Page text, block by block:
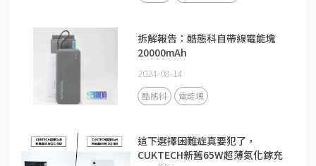
拆解報告：酷態科自帶線電能塊
20000mAh
2024-08-14
酷態科 電能塊
這下選擇困難症真要犯了，
CUKTECH新舊65W超薄氮化鎵充